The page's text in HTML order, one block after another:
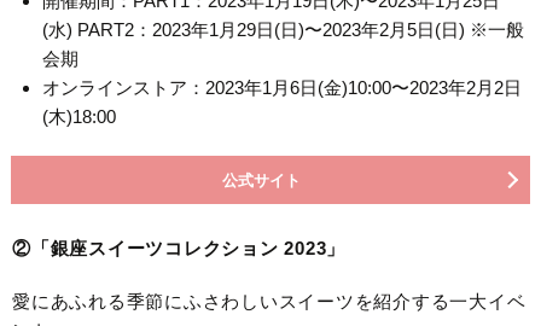
(水) PART2：2023年1月29日(日)〜2023年2月5日(日) ※一般
会期
オンラインストア：2023年1月6日(金)10:00〜2023年2月2日
(木)18:00
公式サイト
②「銀座スイーツコレクション 2023」
愛にあふれる季節にふさわしいスイーツを紹介する一大イベ